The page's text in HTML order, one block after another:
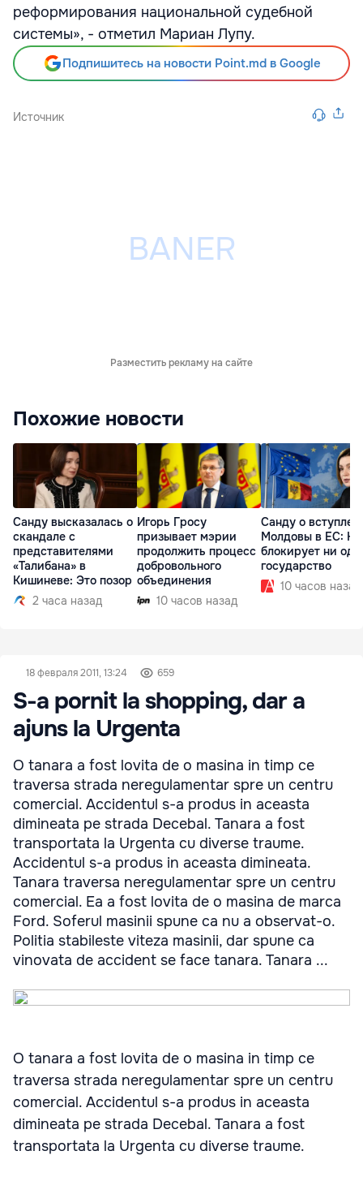
реформирования национальной судебной
системы», - отметил Мариан Лупу.
Подпишитесь на новости Point.md в Google
Источник
Разместить рекламу на сайте
Похожие новости
Санду высказалась о
скандале с
представителями
«Талибана» в
Кишиневе: Это позор
2 часа назад
Игорь Гросу
призывает мэрии
продолжить процесс
добровольного
объединения
10 часов назад
Санду о
Молдовы в ЕС:
блокирует ни
государство
10 часов назад
18 февраля 2011, 13:24 659
S-a pornit la shopping, dar a
ajuns la Urgenta
O tanara a fost lovita de o masina in timp ce
traversa strada neregulamentar spre un centru
comercial. Accidentul s-a produs in aceasta
dimineata pe strada Decebal. Tanara a fost
transportata la Urgenta cu diverse traume.
Accidentul s-a produs in aceasta dimineata.
Tanara traversa neregulamentar spre un centru
comercial. Ea a fost lovita de o masina de marca
Ford. Soferul masinii spune ca nu a observat-o.
Politia stabileste viteza masinii, dar spune ca
vinovata de accident se face tanara. Tanara ...
O tanara a fost lovita de o masina in timp ce
traversa strada neregulamentar spre un centru
comercial. Accidentul s-a produs in aceasta
dimineata pe strada Decebal. Tanara a fost
transportata la Urgenta cu diverse traume.